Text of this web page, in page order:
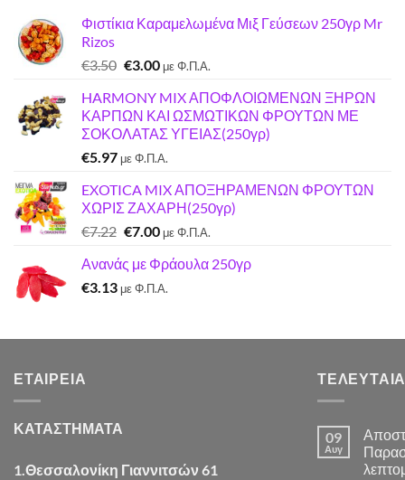
Φιστίκια Καραμελωμένα Μιξ Γεύσεων 250γρ Mr
Rizos
€3.50 Original
was:
€3.50.
€3.00Η
τιμή
είναι:
€3.00.
με Φ.Π.Α.
HARMONY MIX ΑΠΟΦΛΟΙΩΜΕΝΩΝ ΞΗΡΩΝ
ΚΑΡΠΩΝ ΚΑΙ ΩΣΜΩΤΙΚΩΝ ΦΡΟΥΤΩΝ ΜΕ
ΣΟΚΟΛΑΤΑΣ ΥΓΕΙΑΣ(250γρ)
€5.97 με Φ.Π.Α.
EXOTICA MIX ΑΠΟΞΗΡΑΜΕΝΩΝ ΦΡΟΥΤΩΝ
ΧΩΡΙΣ ΖΑΧΑΡΗ(250γρ)
€7.22 Original
was:
€7.22.
€7.00Η
τιμή
είναι:
με Φ.Π.Α.
Ανανάς με Φράουλα 250γρ
€3.13 με Φ.Π.Α.
ΕΤΑΙΡΕΊΑ
ΚΑΤΑΣΤΗΜΑΤΑ
1.Θεσσαλονίκη Γιαννιτσών 61
09
Αυγ